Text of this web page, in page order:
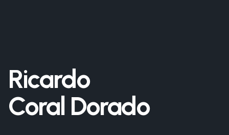
Ricardo
Coral Dorado